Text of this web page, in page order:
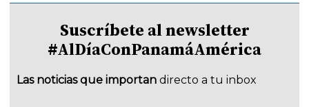
Suscríbete al newsletter
#AlDíaConPanamáAmérica
Las noticias que importan directo a tu inbox